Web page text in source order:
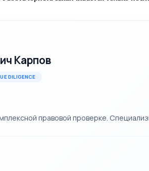
Карпов
DILIGENCE
правовой проверке.